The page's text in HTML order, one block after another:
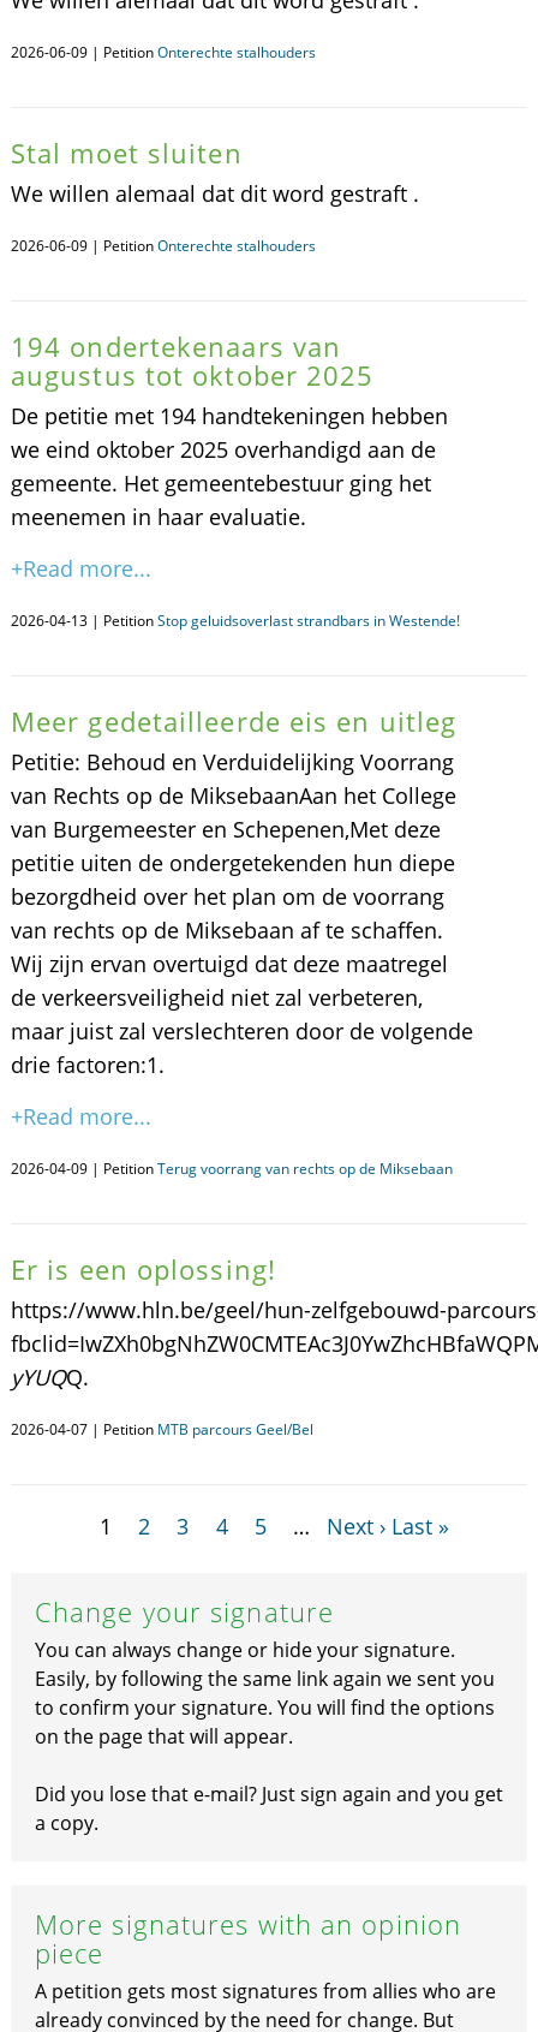
2026-06-09 | PetitionOnterechte stalhouders
Stal moet sluiten
We willen alemaal dat dit word gestraft .
2026-06-09 | PetitionOnterechte stalhouders
194 ondertekenaars van
augustus tot oktober 2025
De petitie met 194 handtekeningen hebben
we eind oktober 2025 overhandigd aan de
gemeente. Het gemeentebestuur ging het
meenemen in haar evaluatie.
+Read more...
2026-04-13 | PetitionStop geluidsoverlast strandbars in Westende!
Meer gedetailleerde eis en uitleg
​Petitie: Behoud en Verduidelijking Voorrang
van Rechts op de Miksebaan ​Aan het College
van Burgemeester en Schepenen, ​Met deze
petitie uiten de ondergetekenden hun diepe
bezorgdheid over het plan om de voorrang
van rechts op de Miksebaan af te schaffen.
Wij zijn ervan overtuigd dat deze maatregel
de verkeersveiligheid niet zal verbeteren,
maar juist zal verslechteren door de volgende
drie factoren: ​1.
+Read more...
2026-04-09 | PetitionTerug voorrang van rechts op de Miksebaan
Er is een oplossing!
https://www.hln.be/geel/hun-zelfgebouwd-
yYUQQ.
2026-04-07 | Petition MTB parcours Geel/Bel
1 2 3 4 5 … Next › Last »
Change your signature
You can always change or hide your signature.
Easily, by following the same link again we sent you
to confirm your signature. You will find the options
on the page that will appear.
Did you lose that e-mail? Just sign again and you get
a copy.
More signatures with an opinion
piece
A petition gets most signatures from allies who are
already convinced by the need for change. But